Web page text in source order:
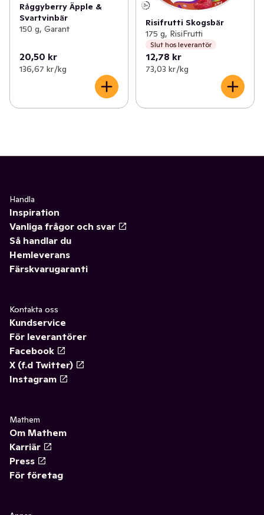
Råggyberry Äpple &
Svartvinbär
150 g, Garant
20,50 kr
136,67 kr /kg
Risifrutti Skogsbär
175 g, RisiFrutti
Slut hos leverantör
12,78 kr
73,03 kr /kg
Handla
Inspiration
Vanliga frågor och svar
Så handlar du
Hemleverans
Färskvarugaranti
Kontakta oss
Kundservice
För leverantörer
Facebook
X (f.d Twitter)
Instagram
Mathem
Om Mathem
Karriär
Press
För företag